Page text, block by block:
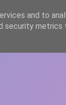
and to
security